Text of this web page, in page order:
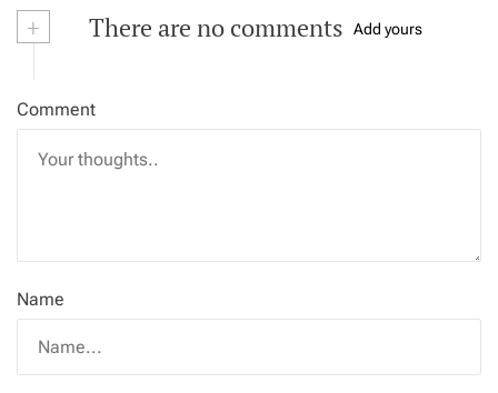
+ There are no comments Add yours
Comment
Name